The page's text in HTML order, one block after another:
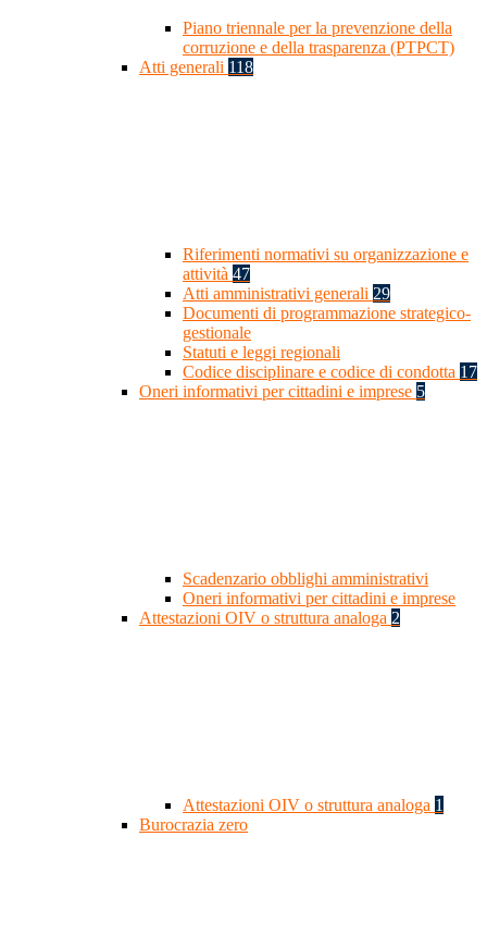
Piano triennale per la prevenzione della
corruzione e della trasparenza (PTPCT)
Atti generali 118
Riferimenti normativi su organizzazione e
attività 47
Atti amministrativi generali 29
Documenti di programmazione strategico-
gestionale
Statuti e leggi regionali
Codice disciplinare e codice di condotta 17
Oneri informativi per cittadini e imprese 5
Scadenzario obblighi amministrativi
Oneri informativi per cittadini e imprese
Attestazioni OIV o struttura analoga 2
Attestazioni OIV o struttura analoga 1
Burocrazia zero